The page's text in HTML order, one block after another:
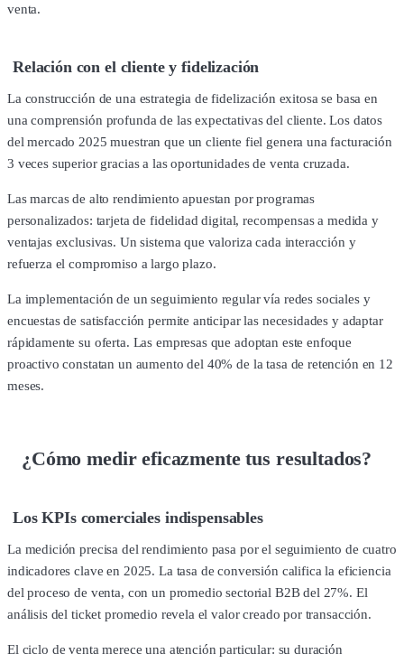
venta.
Relación con el cliente y fidelización
La construcción de una estrategia de fidelización exitosa se basa en
una comprensión profunda de las expectativas del cliente. Los datos
del mercado 2025 muestran que un cliente fiel genera una facturación
3 veces superior gracias a las oportunidades de venta cruzada.
Las marcas de alto rendimiento apuestan por programas
personalizados: tarjeta de fidelidad digital, recompensas a medida y
ventajas exclusivas. Un sistema que valoriza cada interacción y
refuerza el compromiso a largo plazo.
La implementación de un seguimiento regular vía redes sociales y
encuestas de satisfacción permite anticipar las necesidades y adaptar
rápidamente su oferta. Las empresas que adoptan este enfoque
proactivo constatan un aumento del 40% de la tasa de retención en 12
meses.
¿Cómo medir eficazmente tus resultados?
Los KPIs comerciales indispensables
La medición precisa del rendimiento pasa por el seguimiento de cuatro
indicadores clave en 2025. La tasa de conversión califica la eficiencia
del proceso de venta, con un promedio sectorial B2B del 27%. El
análisis del ticket promedio revela el valor creado por transacción.
El ciclo de venta merece una atención particular: su duración